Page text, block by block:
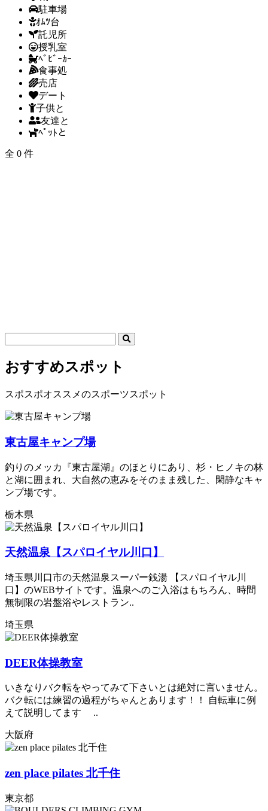
駐車場
ｵﾑﾂ台
託児所
授乳室
ﾍﾞﾋﾞｰｶｰ
食事処
売店
デート
子供と
友達と
ﾍﾟｯﾄと
全 0 件
おすすめスポット
スポスポオススメのスポーツスポット
東古屋キャンプ場
釣りのメッカ『東古屋湖』のほとりにあり、杉・ヒノキの林
と湖に囲まれ、大自然の恵みをそのまま残した、閑静なキャ
ンプ場です。
栃木県
天然温泉【スパロイヤル川口】
埼玉県川口市の天然温泉スーパー銭湯 【スパロイヤル川
口】のWEBサイトです。温泉へのご入浴はもちろん、時間
無制限の岩盤浴やレストラン..
埼玉県
DEER​体操教室
いきなりバク転をやってみて下さいとは絶対に言いません。
バク転には練習の過程がちゃんとあります！！ 自転車に例
えて説明してます ..
大阪府
zen place pilates 北千住
東京都